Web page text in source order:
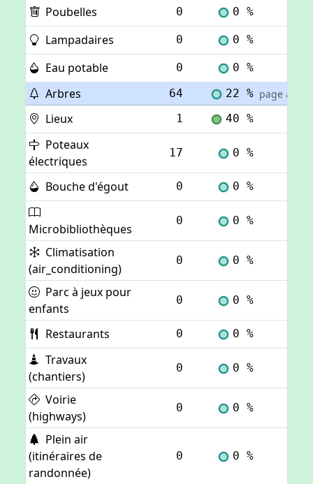
Poubelles 0 0 %
Lampadaires 0 0 %
Eau potable 0 0 %
Arbres 64 22 % page
Lieux 1 40 %
Poteaux
électriques
17 0 %
Bouche d'égout 0 0 %
Microbibliothèques
0 0 %
Climatisation
(air_conditioning)
0 0 %
Parc à jeux pour
enfants
0 0 %
Restaurants 0 0 %
Travaux
(chantiers)
0 0 %
Voirie
(highways)
0 0 %
Plein air
(itinéraires de
randonnée)
0 0 %